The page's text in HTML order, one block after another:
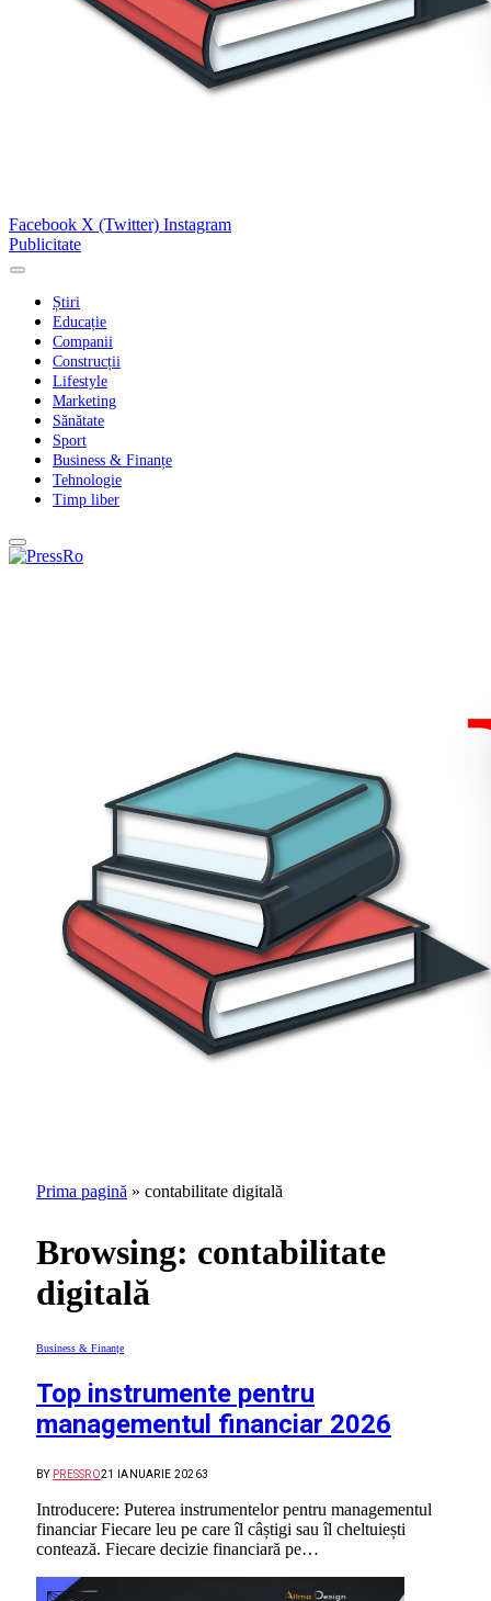
Facebook X (Twitter) Instagram
Publicitate
Știri
Educație
Companii
Construcții
Lifestyle
Marketing
Sănătate
Sport
Business & Finanțe
Tehnologie
Timp liber
Prima pagină » contabilitate digitală
Browsing: contabilitate
digitală
Business & Finanțe
Top instrumente pentru
managementul financiar 2026
BY PRESSRO21 IANUARIE 20263
Introducere: Puterea instrumentelor pentru managementul
financiar Fiecare leu pe care îl câștigi sau îl cheltuiești
contează. Fiecare decizie financiară pe…